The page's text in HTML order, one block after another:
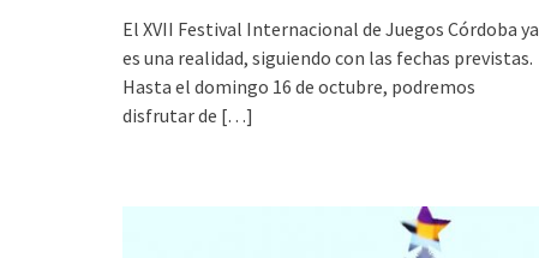
El XVII Festival Internacional de Juegos Córdoba ya
es una realidad, siguiendo con las fechas previstas.
Hasta el domingo 16 de octubre, podremos
disfrutar de […]